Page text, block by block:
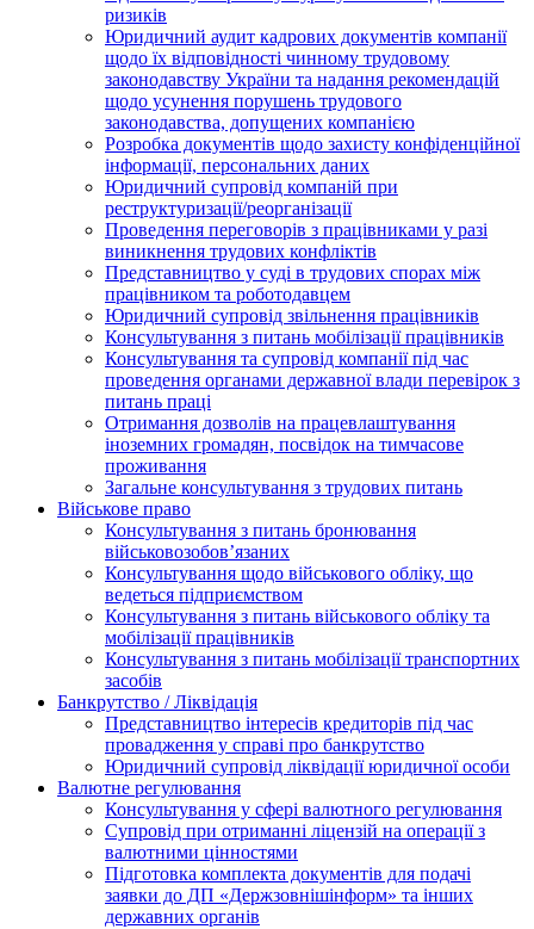
ризиків
Юридичний аудит кадрових документів компанії
щодо їх відповідності чинному трудовому
законодавству України та надання рекомендацій
щодо усунення порушень трудового
законодавства, допущених компанією
Розробка документів щодо захисту конфіденційної
інформації, персональних даних
Юридичний супровід компаній при
реструктуризації/реорганізації
Проведення переговорів з працівниками у разі
виникнення трудових конфліктів
Представництво у суді в трудових спорах між
працівником та роботодавцем
Юридичний супровід звільнення працівників
Консультування з питань мобілізації працівників
Консультування та супровід компанії під час
проведення органами державної влади перевірок з
питань праці
Отримання дозволів на працевлаштування
іноземних громадян, посвідок на тимчасове
проживання
Загальне консультування з трудових питань
Військове право
Консультування з питань бронювання
військовозобов’язаних
Консультування щодо військового обліку, що
ведеться підприємством
Консультування з питань військового обліку та
мобілізації працівників
Консультування з питань мобілізації транспортних
засобів
Банкрутство / Ліквідація
Представництво інтересів кредиторів під час
провадження у справі про банкрутство
Юридичний супровід ліквідації юридичної особи
Валютне регулювання
Консультування у сфері валютного регулювання
Супровід при отриманні ліцензій на операції з
валютними цінностями
Підготовка комплекта документів для подачі
заявки до ДП «Держзовнішінформ» та інших
державних органів